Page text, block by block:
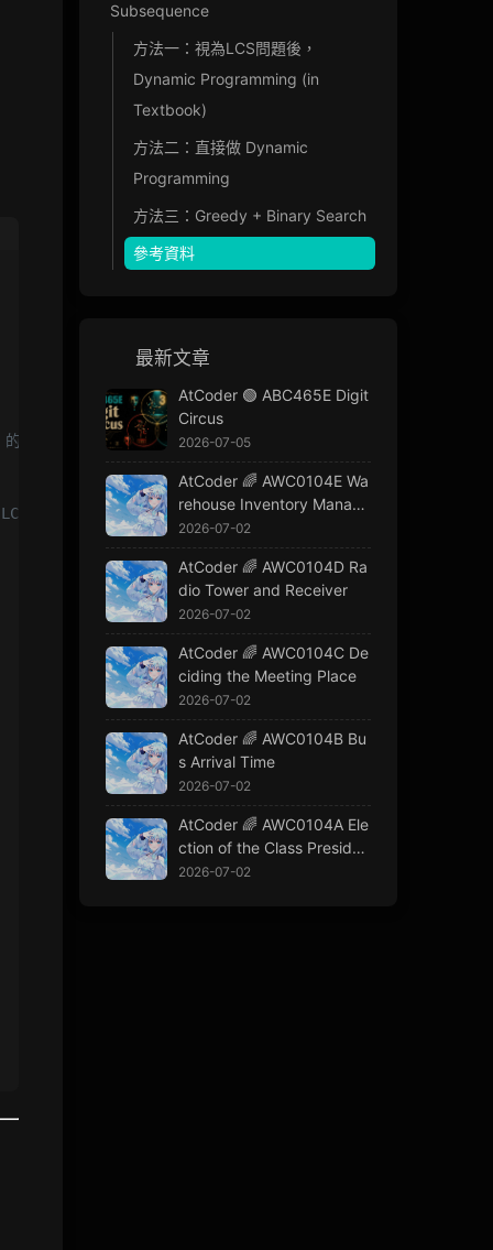
一個元素的方向
的末尾
Subsequence
方法一：視為LCS問題後，
Dynamic Programming (in
Textbook)
方法二：直接做 Dynamic
Programming
方法三：Greedy + Binary Search
參考資料
最新文章
AtCoder 🟢 ABC465E Digit
Circus
2026-07-05
AtCoder 🌈 AWC0104E Wa
rehouse Inventory Manage
ment
2026-07-02
AtCoder 🌈 AWC0104D Ra
dio Tower and Receiver
2026-07-02
AtCoder 🌈 AWC0104C De
ciding the Meeting Place
2026-07-02
AtCoder 🌈 AWC0104B Bu
s Arrival Time
2026-07-02
AtCoder 🌈 AWC0104A Ele
ction of the Class Presiden
t2026-07-02